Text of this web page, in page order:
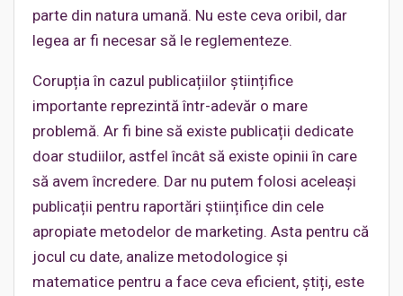
parte din natura umană. Nu este ceva oribil, dar
legea ar fi necesar să le reglementeze.
Corupția în cazul publicațiilor științifice
importante reprezintă într-adevăr o mare
problemă. Ar fi bine să existe publicații dedicate
doar studiilor, astfel încât să existe opinii în care
să avem încredere. Dar nu putem folosi aceleași
publicații pentru raportări științifice din cele
apropiate metodelor de marketing. Asta pentru că
jocul cu date, analize metodologice și
matematice pentru a face ceva eficient, știți, este